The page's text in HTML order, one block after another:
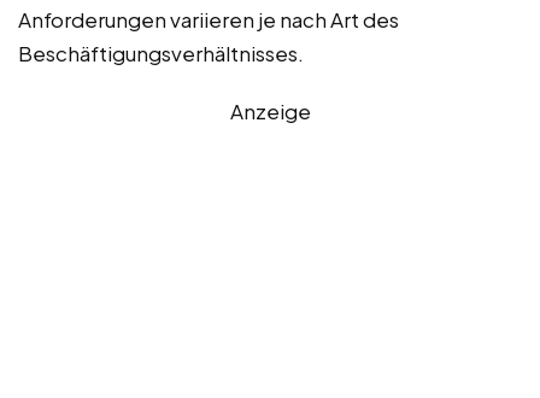
Anforderungen variieren je nach Art des
Beschäftigungsverhältnisses.
Anzeige